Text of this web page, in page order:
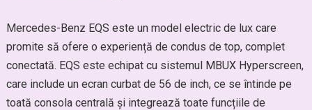
Mercedes-Benz EQS este un model electric de lux care
promite să ofere o experiență de condus de top, complet
conectată. EQS este echipat cu sistemul MBUX Hyperscreen,
care include un ecran curbat de 56 de inch, ce se întinde pe
toată consola centrală și integrează toate funcțiile de